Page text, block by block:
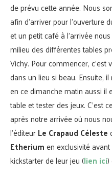
de prévu cette année. Nous
afin d’arriver pour l’ouverture
et un petit café à l’arrivée
milieu des différentes tables
Vichy. Pour commencer,
dans un lieu si beau. Ensuite,
en ce dimanche matin aussi il
table et tester des jeux. C’est
après notre arrivée où nous
l’éditeurLe Crapaud Céleste
Etheriumen exclusivité
kickstarter de leur jeu (lien ici)